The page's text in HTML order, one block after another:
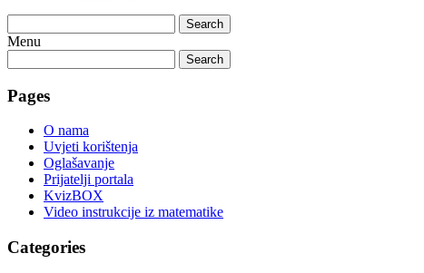
Search
Menu
Search
Pages
O nama
Uvjeti korištenja
Oglašavanje
Prijatelji portala
KvizBOX
Video instrukcije iz matematike
Categories